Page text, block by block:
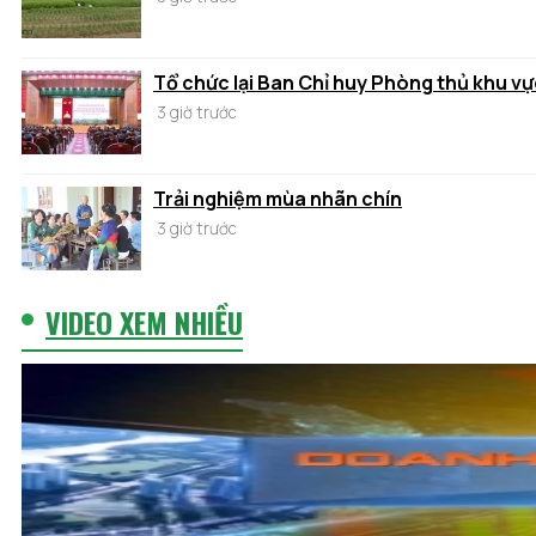
Tổ chức lại Ban Chỉ huy Phòng thủ khu
3 giờ trước
Trải nghiệm mùa nhãn chín
3 giờ trước
VIDEO XEM NHIỀU